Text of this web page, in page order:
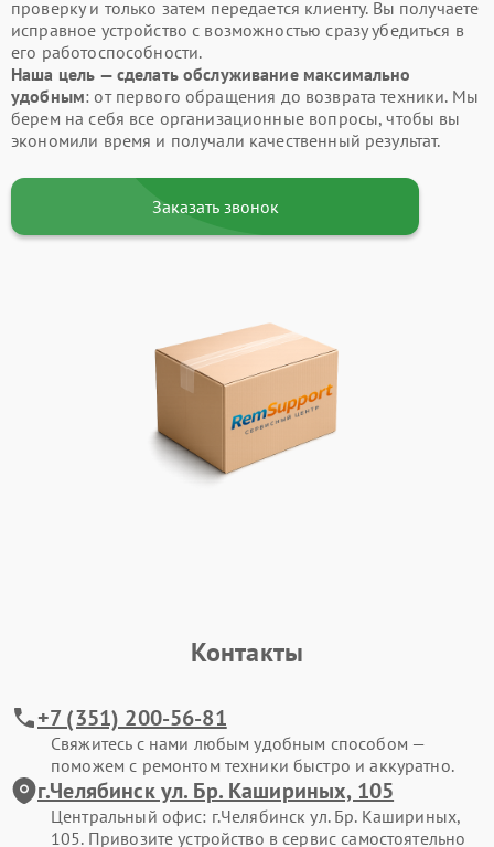
проверку и только затем передается клиенту. Вы получаете
исправное устройство с возможностью сразу убедиться в
его работоспособности.
Наша цель — сделать обслуживание максимально
удобным: от первого обращения до возврата техники. Мы
берем на себя все организационные вопросы, чтобы вы
экономили время и получали качественный результат.
Заказать звонок
Контакты
+7 (351) 200-56-81
Свяжитесь с нами любым удобным способом —
поможем с ремонтом техники быстро и аккуратно.
г.Челябинск ул. Бр. Кашириных, 105
Центральный офис: г.Челябинск ул. Бр. Кашириных,
105. Привозите устройство в сервис самостоятельно